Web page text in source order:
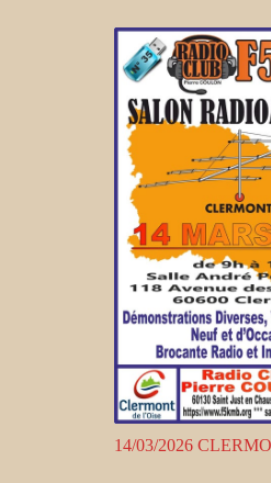
14/03/2026